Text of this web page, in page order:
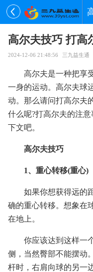
高尔夫技巧 打高
2024-12-06 21:48:56 三九益生通
高尔夫是一种把享
一身的运动。高尔夫球
动。那么请问打高尔夫
什么呢?打高尔夫的注
下文吧。
高尔夫技巧
1、重心转移(重心)
如果你想获得远的
确的重心转移。想象在
在地上。
你应该达到这样一
侧，当然臀部不能摆动
杆时，右肩向球的另一